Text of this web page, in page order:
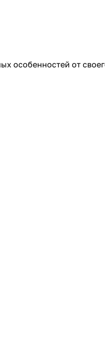
особенностей от